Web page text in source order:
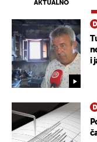
AKTUALNO
i